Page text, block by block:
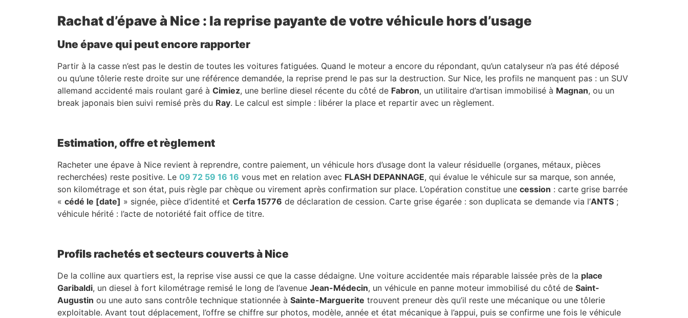
Rachat d’épave à Nice : la reprise payante de votre véhicule hors d’usage
Une épave qui peut encore rapporter
Partir à la casse n’est pas le destin de toutes les voitures fatiguées. Quand le moteur a encore du répondant, qu’un catalyseur n’a pas été déposé
ou qu’une tôlerie reste droite sur une référence demandée, la reprise prend le pas sur la destruction. Sur Nice, les profils ne manquent pas : un SUV
allemand accidenté mais roulant garé à Cimiez, une berline diesel récente du côté de Fabron, un utilitaire d’artisan immobilisé à Magnan, ou un
break japonais bien suivi remisé près du Ray. Le calcul est simple : libérer la place et repartir avec un règlement.
Estimation, offre et règlement
Racheter une épave à Nice revient à reprendre, contre paiement, un véhicule hors d’usage dont la valeur résiduelle (organes, métaux, pièces
recherchées) reste positive. Le 09 72 59 16 16 vous met en relation avec FLASH DEPANNAGE, qui évalue le véhicule sur sa marque, son année,
son kilométrage et son état, puis règle par chèque ou virement après confirmation sur place. L’opération constitue une cession : carte grise barrée
« cédé le [date] » signée, pièce d’identité et Cerfa 15776 de déclaration de cession. Carte grise égarée : son duplicata se demande via l’ANTS ;
véhicule hérité : l’acte de notoriété fait office de titre.
Profils rachetés et secteurs couverts à Nice
De la colline aux quartiers est, la reprise vise aussi ce que la casse dédaigne. Une voiture accidentée mais réparable laissée près de la place
Garibaldi, un diesel à fort kilométrage remisé le long de l’avenue Jean-Médecin, un véhicule en panne moteur immobilisé du côté de Saint-
Augustin ou une auto sans contrôle technique stationnée à Sainte-Marguerite trouvent preneur dès qu’il reste une mécanique ou une tôlerie
exploitable. Avant tout déplacement, l’offre se chiffre sur photos, modèle, année et état mécanique à l’appui, puis se confirme une fois le véhicule